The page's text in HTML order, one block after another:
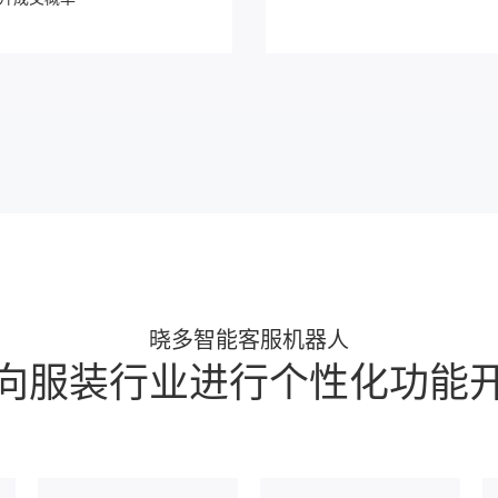
晓多智能客服机器人
服装行业进行个性化功能